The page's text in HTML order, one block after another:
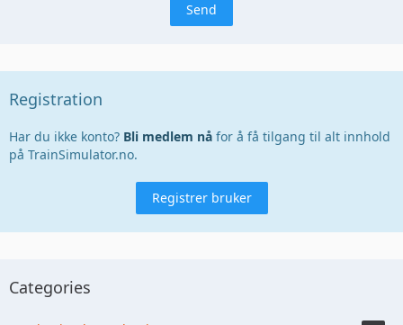
Registration
Har du ikke konto? Bli medlem nå for å få tilgang til alt innhold
på TrainSimulator.no.
Registrer bruker
Categories